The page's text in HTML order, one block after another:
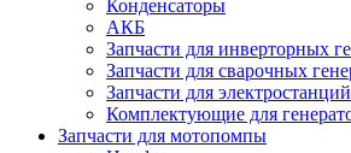
Конденсаторы
АКБ
Запчасти для инверторных
Запчасти для сварочных
Запчасти для электростанций
Комплектующие для
Запчасти для мотопомпы